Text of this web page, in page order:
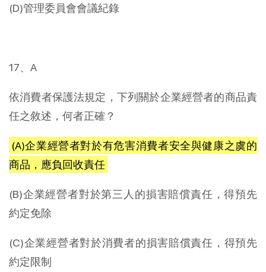
(D)管理委員會會議紀錄
17、A
依消費者保護法規定，下列關於企業經營者的商品責
任之敘述，何者正確？
(A)企業經營者對於有危害消費者安全與健康之虞的
商品，應負回收責任
(B)企業經營者對於第三人的損害賠償責任，得預先
約定免除
(C)企業經營者對於消費者的損害賠償責任，得預先
約定限制